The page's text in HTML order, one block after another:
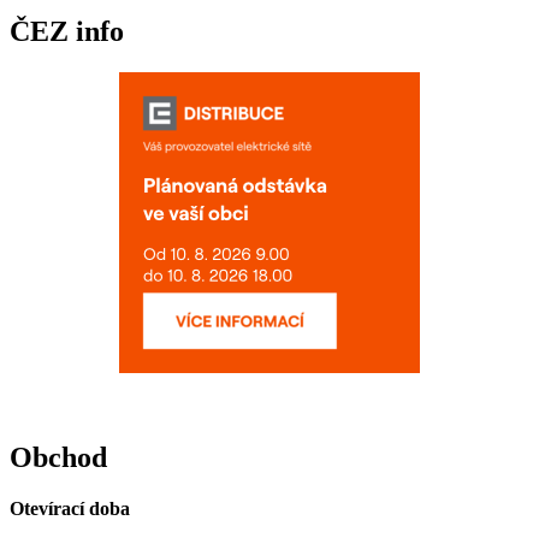
ČEZ info
Obchod
Otevírací doba